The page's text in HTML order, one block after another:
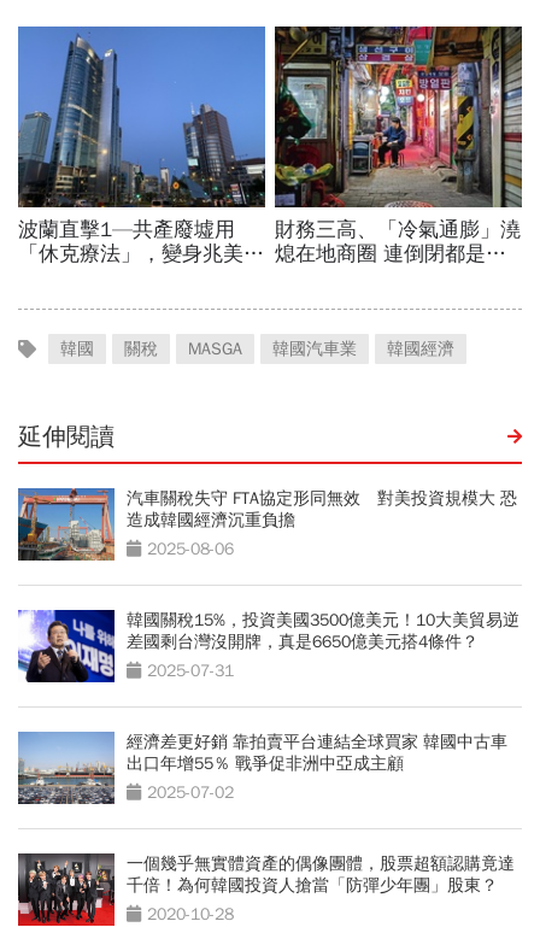
韓國 關稅 MASGA 韓國汽車業 韓國經濟
延伸閱讀
汽車關稅失守 FTA協定形同無效 對美投資規模大 恐
造成韓國經濟沉重負擔
2025-08-06
韓國關稅15%，投資美國3500億美元！10大美貿易逆
差國剩台灣沒開牌，真是6650億美元搭4條件？
2025-07-31
經濟差更好銷 靠拍賣平台連結全球買家 韓國中古車
出口年增55％ 戰爭促非洲中亞成主顧
2025-07-02
一個幾乎無實體資產的偶像團體，股票超額認購竟達
千倍！為何韓國投資人搶當「防彈少年團」股東？
2020-10-28